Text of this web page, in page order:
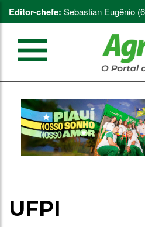
Editor-chefe: Sebastian Eugênio
UFPI